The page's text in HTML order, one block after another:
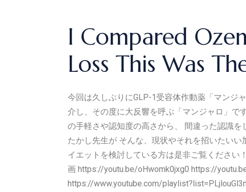
I Compared
Loss This Was
今回は久しぶりにGLP-1受容体作動薬「マンジ
介し、その度に大反響を呼ぶ「マンジャロ」で
の手軽さや認知度の高さから、 間違った認識
たかし先生が そんな、現状やそれを招いたい
イエットを検討している方は是非ご覧くだ
画 https://youtu.be/oHwomk0jxg0 https://
https://www.youtube.com/